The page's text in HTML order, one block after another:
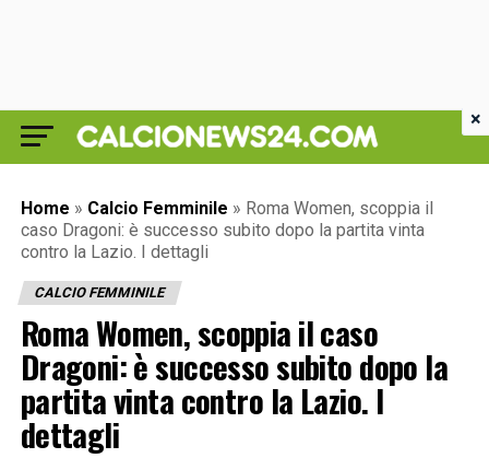
Home » Calcio Femminile » Roma Women, scoppia il
caso Dragoni: è successo subito dopo la partita vinta
contro la Lazio. I dettagli
CALCIO FEMMINILE
Roma Women, scoppia il caso
Dragoni: è successo subito dopo la
partita vinta contro la Lazio. I
dettagli
×